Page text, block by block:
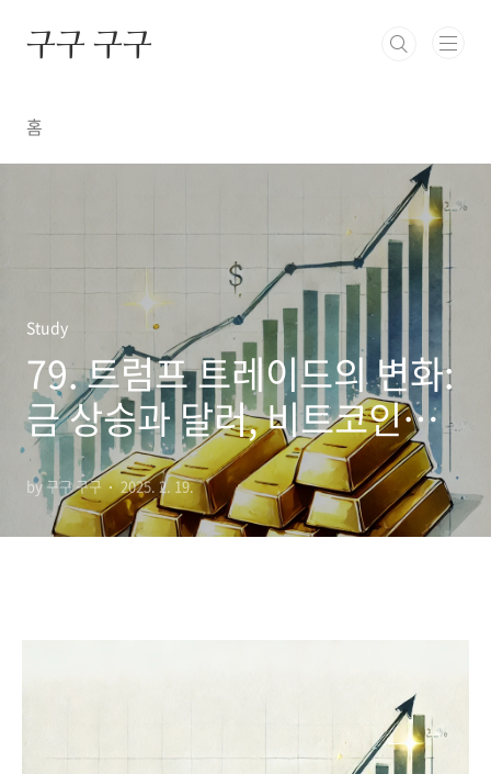
구구 구구
홈
Study
79. 트럼프 트레이드의 변화:
금 상승과 달러, 비트코인의
약세
by 구구 구구 2025. 2. 19.